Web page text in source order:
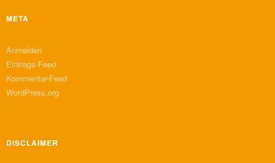
META
Anmelden
Eintrags-Feed
Kommentar-Feed
WordPress.org
DISCLAIMER